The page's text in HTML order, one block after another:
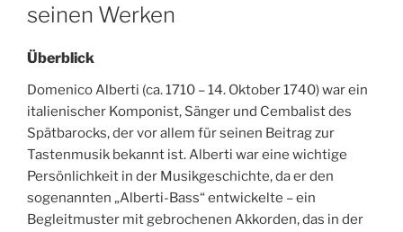
seinen Werken
Überblick
Domenico Alberti (ca. 1710 – 14. Oktober 1740) war ein
italienischer Komponist, Sänger und Cembalist des
Spätbarocks, der vor allem für seinen Beitrag zur
Tastenmusik bekannt ist. Alberti war eine wichtige
Persönlichkeit in der Musikgeschichte, da er den
sogenannten „Alberti-Bass“ entwickelte – ein
Begleitmuster mit gebrochenen Akkorden, das in der